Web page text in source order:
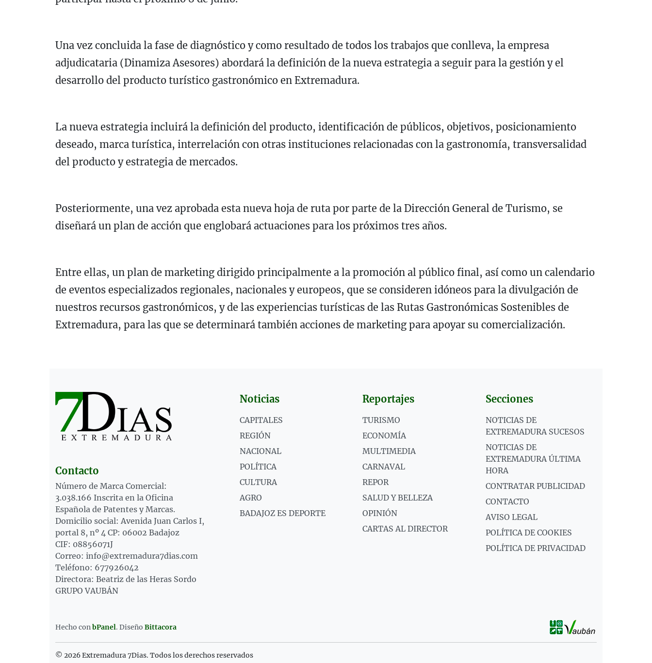
Una vez concluida la fase de diagnóstico y como resultado de todos los trabajos que conlleva, la empresa
adjudicataria (Dinamiza Asesores) abordará la definición de la nueva estrategia a seguir para la gestión y el
desarrollo del producto turístico gastronómico en Extremadura.
La nueva estrategia incluirá la definición del producto, identificación de públicos, objetivos, posicionamiento
deseado, marca turística, interrelación con otras instituciones relacionadas con la gastronomía, transversalidad
del producto y estrategia de mercados.
Posteriormente, una vez aprobada esta nueva hoja de ruta por parte de la Dirección General de Turismo, se
diseñará un plan de acción que englobará actuaciones para los próximos tres años.
Entre ellas, un plan de marketing dirigido principalmente a la promoción al público final, así como un calendario
de eventos especializados regionales, nacionales y europeos, que se consideren idóneos para la divulgación de
nuestros recursos gastronómicos, y de las experiencias turísticas de las Rutas Gastronómicas Sostenibles de
Extremadura, para las que se determinará también acciones de marketing para apoyar su comercialización.
Contacto
Número de Marca Comercial:
3.038.166 Inscrita en la Oficina
Española de Patentes y Marcas.
Domicilio social: Avenida Juan Carlos I,
portal 8, nº 4 CP: 06002 Badajoz
CIF: 08856071J
Correo: info@extremadura7dias.com
Teléfono: 677926042
Directora: Beatriz de las Heras Sordo
GRUPO VAUBÁN
Noticias
CAPITALES
REGIÓN
NACIONAL
POLÍTICA
CULTURA
AGRO
BADAJOZ ES DEPORTE
Reportajes
TURISMO
ECONOMÍA
MULTIMEDIA
CARNAVAL
REPOR
SALUD Y BELLEZA
OPINIÓN
CARTAS AL DIRECTOR
Secciones
NOTICIAS DE
EXTREMADURA SUCESOS
NOTICIAS DE
EXTREMADURA ÚLTIMA
HORA
CONTRATAR PUBLICIDAD
CONTACTO
AVISO LEGAL
POLÍTICA DE COOKIES
POLÍTICA DE PRIVACIDAD
Hecho con bPanel. Diseño Bittacora
© 2026 Extremadura 7Dias. Todos los derechos reservados